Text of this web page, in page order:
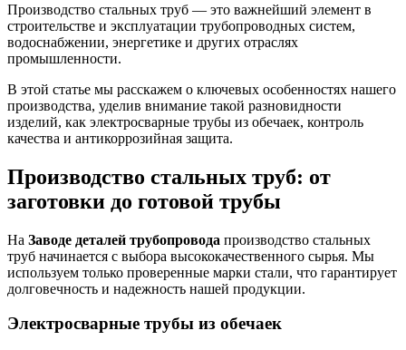
Производство стальных труб — это важнейший элемент в
строительстве и эксплуатации трубопроводных систем,
водоснабжении, энергетике и других отраслях
промышленности.
В этой статье мы расскажем о ключевых особенностях нашего
производства, уделив внимание такой разновидности
изделий, как электросварные трубы из обечаек, контроль
качества и антикоррозийная защита.
Производство стальных труб: от
заготовки до готовой трубы
На Заводе деталей трубопровода производство стальных
труб начинается с выбора высококачественного сырья. Мы
используем только проверенные марки стали, что гарантирует
долговечность и надежность нашей продукции.
Электросварные трубы из обечаек